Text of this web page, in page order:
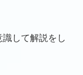
して解説をし